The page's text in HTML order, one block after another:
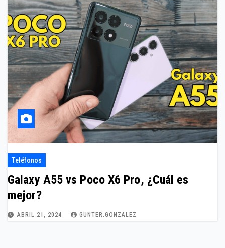
Teléfonos
Galaxy A55 vs Poco X6 Pro, ¿Cuál es
mejor?
ABRIL 21, 2024 GUNTER.GONZALEZ